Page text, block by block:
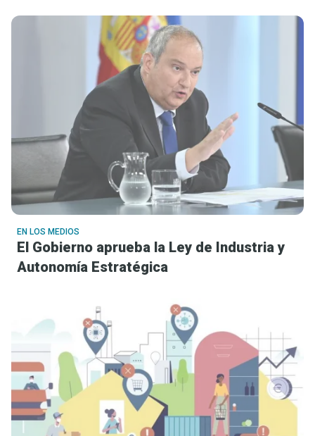
EN LOS MEDIOS
El Gobierno aprueba la Ley de Industria y
Autonomía Estratégica